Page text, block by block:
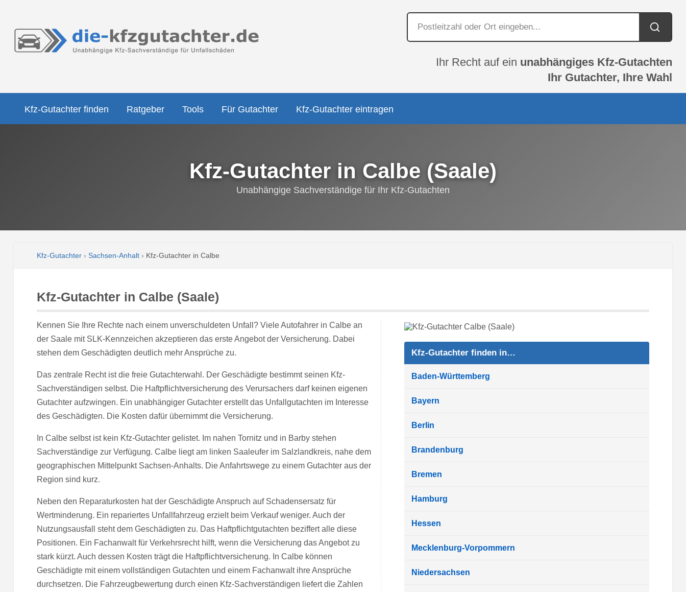
Ihr Recht auf ein unabhängiges Kfz-Gutachten
Ihr Gutachter, Ihre Wahl
Kfz-Gutachter finden Ratgeber Tools Für Gutachter Kfz-Gutachter eintragen
Kfz-Gutachter in Calbe (Saale)
Unabhängige Sachverständige für Ihr Kfz-Gutachten
Kfz-Gutachter› Sachsen-Anhalt› Kfz-Gutachter in Calbe
Kfz-Gutachter in Calbe (Saale)
Kennen Sie Ihre Rechte nach einem unverschuldeten Unfall? Viele Autofahrer in Calbe an
der Saale mit SLK-Kennzeichen akzeptieren das erste Angebot der Versicherung. Dabei
stehen dem Geschädigten deutlich mehr Ansprüche zu.
Das zentrale Recht ist die freie Gutachterwahl. Der Geschädigte bestimmt seinen Kfz-
Sachverständigen selbst. Die Haftpflichtversicherung des Verursachers darf keinen eigenen
Gutachter aufzwingen. Ein unabhängiger Gutachter erstellt das Unfallgutachten im Interesse
des Geschädigten. Die Kosten dafür übernimmt die Versicherung.
In Calbe selbst ist kein Kfz-Gutachter gelistet. Im nahen Tornitz und in Barby stehen
Sachverständige zur Verfügung. Calbe liegt am linken Saaleufer im Salzlandkreis, nahe dem
geographischen Mittelpunkt Sachsen-Anhalts. Die Anfahrtswege zu einem Gutachter aus der
Region sind kurz.
Neben den Reparaturkosten hat der Geschädigte Anspruch auf Schadensersatz für
Wertminderung. Ein repariertes Unfallfahrzeug erzielt beim Verkauf weniger. Auch der
Nutzungsausfall steht dem Geschädigten zu. Das Haftpflichtgutachten beziffert alle diese
Positionen. Ein Fachanwalt für Verkehrsrecht hilft, wenn die Versicherung das Angebot zu
stark kürzt. Auch dessen Kosten trägt die Haftpflichtversicherung. In Calbe können
Geschädigte mit einem vollständigen Gutachten und einem Fachanwalt ihre Ansprüche
durchsetzen. Die Fahrzeugbewertung durch einen Kfz-Sachverständigen liefert die Zahlen
Kfz-Gutachter finden in…
Baden-Württemberg
Bayern
Berlin
Brandenburg
Bremen
Hamburg
Hessen
Mecklenburg-Vorpommern
Niedersachsen